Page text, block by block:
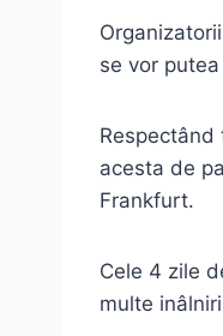
se vor
Respectând
acesta de
Frankfurt.
Cele 4 zile
multe